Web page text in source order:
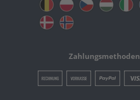
Zahlungsmethoden